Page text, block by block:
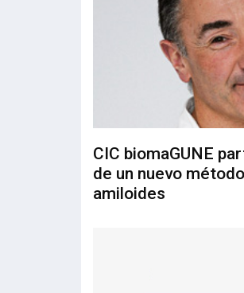
CIC biomaGUNE
de un nuevo
amiloides